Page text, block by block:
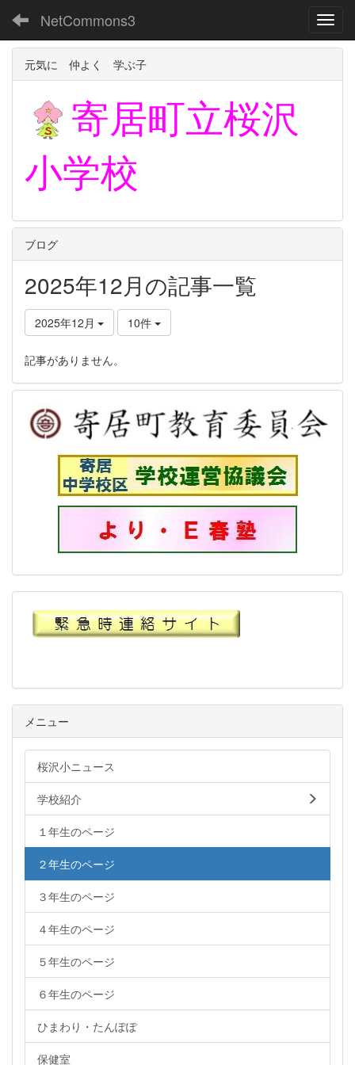
NetCommons3
元気に 仲よく 学ぶ子
寄居町立桜沢
小学校
ブログ
2025年12月の記事一覧
2025年12月 10件
記事がありません。
メニュー
桜沢小ニュース
学校紹介
１年生のページ
２年生のページ
３年生のページ
４年生のページ
５年生のページ
６年生のページ
ひまわり・たんぽぽ
保健室